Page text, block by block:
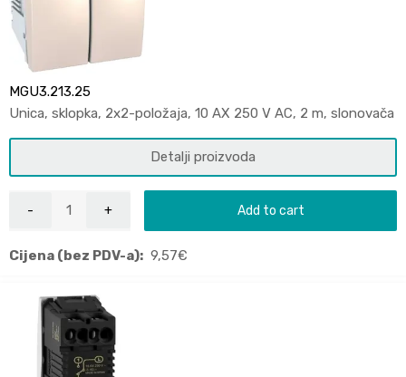
MGU3.213.25
Unica, sklopka, 2x2-položaja, 10 AX 250 V AC, 2 m, slonovača
Detalji proizvoda
Add to cart
Cijena (bez PDV-a): 9,57€